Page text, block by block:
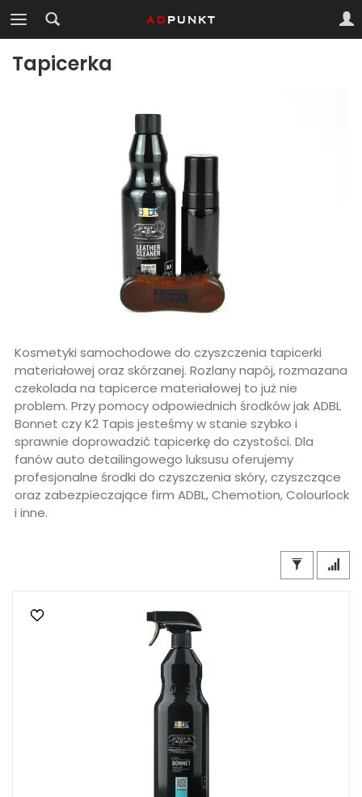
Tapicerka
Kosmetyki samochodowe do czyszczenia tapicerki
materiałowej oraz skórzanej. Rozlany napój, rozmazana
czekolada na tapicerce materiałowej to już nie
problem. Przy pomocy odpowiednich środków jak ADBL
Bonnet czy K2 Tapis jesteśmy w stanie szybko i
sprawnie doprowadzić tapicerkę do czystości. Dla
fanów auto detailingowego luksusu oferujemy
profesjonalne środki do czyszczenia skóry, czyszczące
oraz zabezpieczające firm ADBL, Chemotion, Colourlock
i inne.